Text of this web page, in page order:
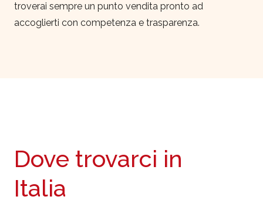
troverai sempre un punto vendita pronto ad
accoglierti con competenza e trasparenza.
Dove trovarci in
Italia